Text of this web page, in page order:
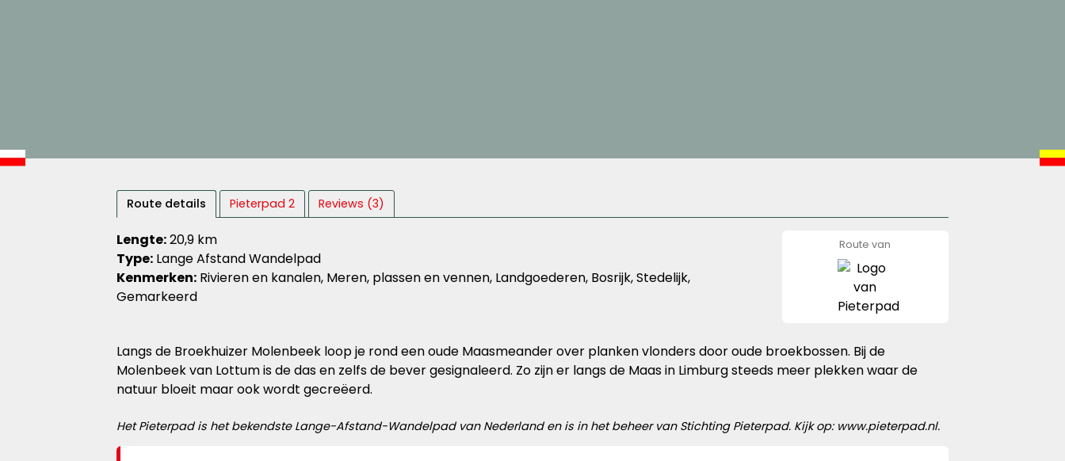
Route details Pieterpad 2 Reviews (3)
Lengte:20,9 km
Type: Lange Afstand Wandelpad
Kenmerken: Rivieren en kanalen, Meren, plassen en vennen, Landgoederen, Bosrijk, Stedelijk,
Gemarkeerd
Route van
Langs de Broekhuizer Molenbeek loop je rond een oude Maasmeander over planken vlonders door oude broekbossen. Bij de
Molenbeek van Lottum is de das en zelfs de bever gesignaleerd. Zo zijn er langs de Maas in Limburg steeds meer plekken waar de
natuur bloeit maar ook wordt gecreëerd.
Het Pieterpad is het bekendste Lange-Afstand-Wandelpad van Nederland en is in het beheer van Stichting Pieterpad. Kijk op: www.pieterpad.nl.